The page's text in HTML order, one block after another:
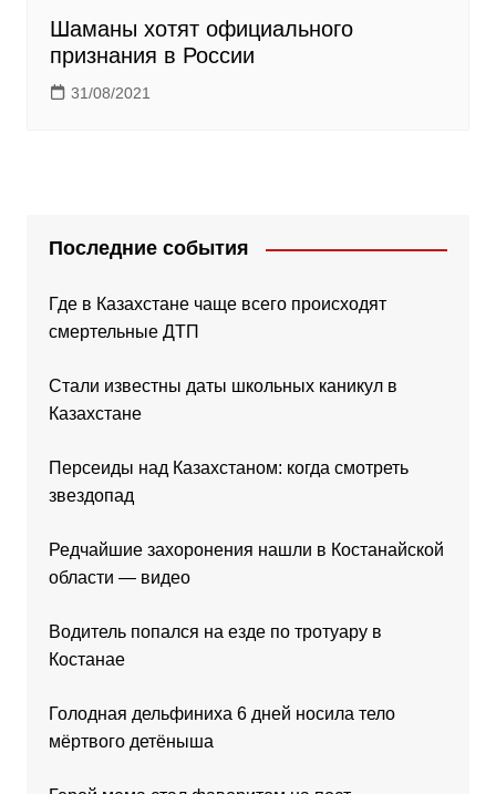
Шаманы хотят официального
признания в России
31/08/2021
Последние события
Где в Казахстане чаще всего происходят
смертельные ДТП
Стали известны даты школьных каникул в
Казахстане
Персеиды над Казахстаном: когда смотреть
звездопад
Редчайшие захоронения нашли в Костанайской
области — видео
Водитель попался на езде по тротуару в
Костанае
Голодная дельфиниха 6 дней носила тело
мёртвого детёныша